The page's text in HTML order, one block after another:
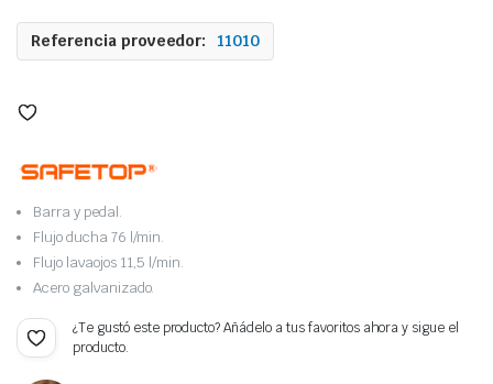
Referencia proveedor: 11010
Barra y pedal.
Flujo ducha 76 l/min.
Flujo lavaojos 11,5 l/min.
Acero galvanizado.
¿Te gustó este producto? Añádelo a tus favoritos ahora y sigue el
producto.